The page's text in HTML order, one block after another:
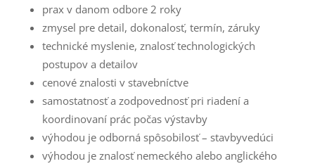
prax v danom odbore 2 roky
zmysel pre detail, dokonalosť, termín, záruky
technické myslenie, znalosť technologických
postupov a detailov
cenové znalosti v stavebníctve
samostatnosť a zodpovednosť pri riadení a
koordinovaní prác počas výstavby
výhodou je odborná spôsobilosť – stavbyvedúci
výhodou je znalosť nemeckého alebo anglického